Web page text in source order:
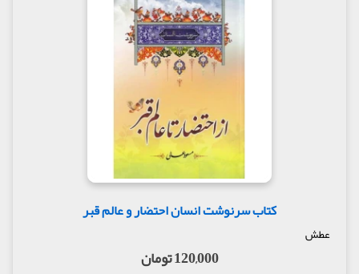
کتاب سرنوشت انسان احتضار و عالم قبر
عطش
120,000 تومان